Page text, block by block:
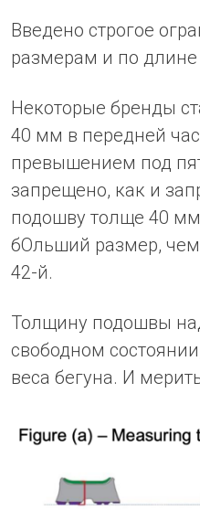
Введено строгое
размерам и по
Некоторые бренды
40 мм в передней
превышением под
запрещено, как и
подошву толще 40
бОльший размер,
42-й.
Толщину подошвы
свободном
веса бегуна. И